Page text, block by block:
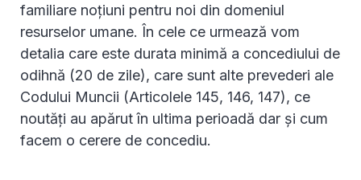
familiare noțiuni pentru noi din domeniul
resurselor umane. În cele ce urmează vom
detalia care este durata minimă a concediului de
odihnă (20 de zile), care sunt alte prevederi ale
Codului Muncii (Articolele 145, 146, 147), ce
noutăți au apărut în ultima perioadă dar și cum
facem o cerere de concediu.